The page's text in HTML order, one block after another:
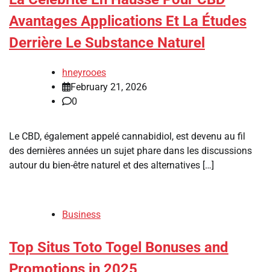
Avantages Applications Et La Études
Derrière Le Substance Naturel
hneyrooes
February 21, 2026
0
Le CBD, également appelé cannabidiol, est devenu au fil
des dernières années un sujet phare dans les discussions
autour du bien-être naturel et des alternatives […]
Business
Top Situs Toto Togel Bonuses and